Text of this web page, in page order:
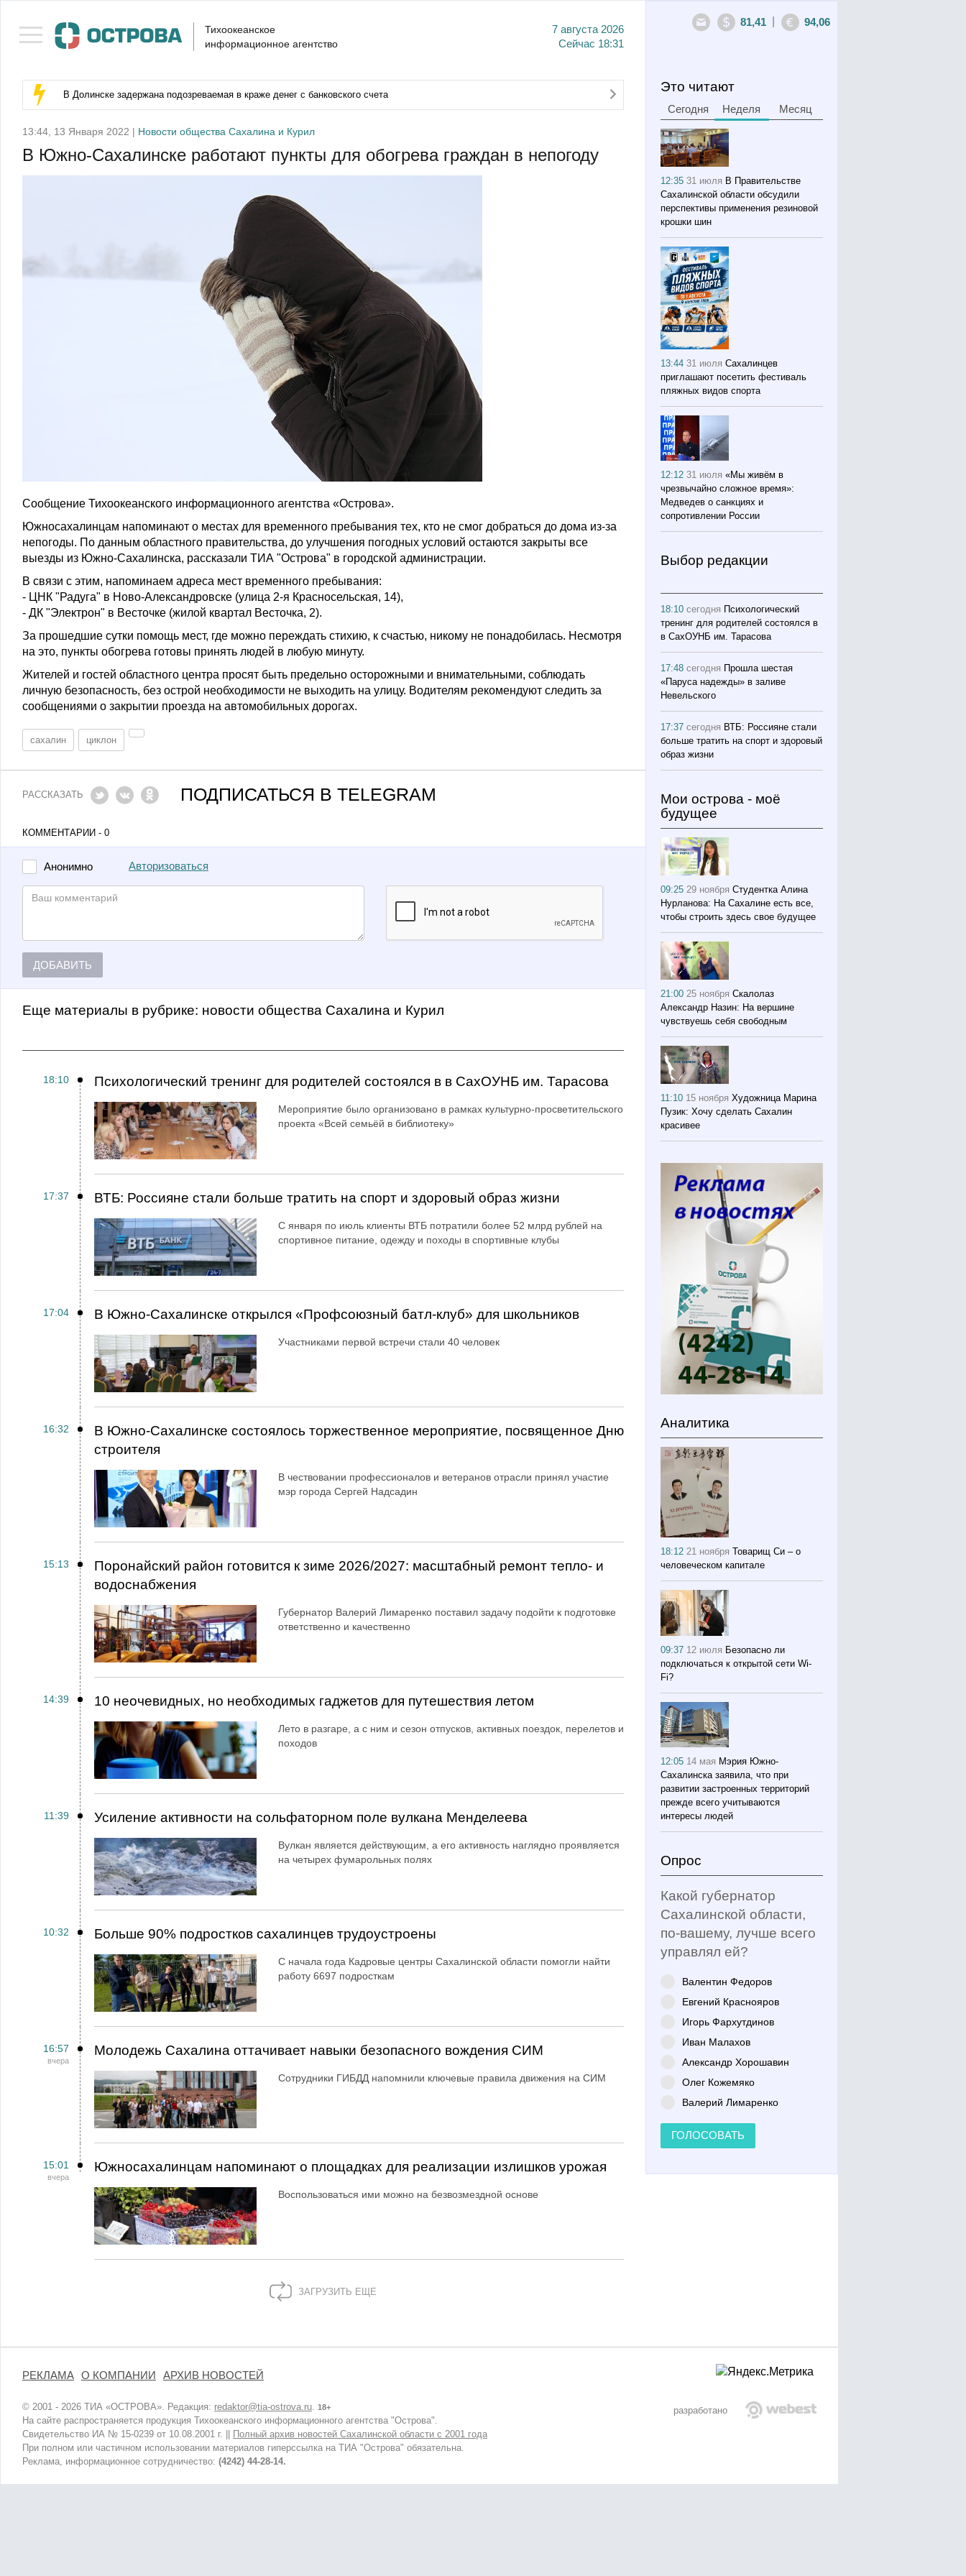
Тихоокеанское
информационное агентство
7 августа 2026
Сейчас 18:31
81,41 94,06
В Долинске задержана подозреваемая в краже денег с банковского счета
13:44, 13 Января 2022 | Новости общества Сахалина и Курил
В Южно-Сахалинске работают пункты для обогрева граждан в непогоду
Сообщение Тихоокеанского информационного агентства «Острова».
Южносахалинцам напоминают о местах для временного пребывания тех, кто не смог добраться до дома из-за
непогоды. По данным областного правительства, до улучшения погодных условий остаются закрыты все
выезды из Южно-Сахалинска, рассказали ТИА "Острова" в городской администрации.
В связи с этим, напоминаем адреса мест временного пребывания:
- ЦНК "Радуга" в Ново-Александровске (улица 2-я Красносельская, 14),
- ДК "Электрон" в Весточке (жилой квартал Весточка, 2).
За прошедшие сутки помощь мест, где можно переждать стихию, к счастью, никому не понадобилась. Несмотря
на это, пункты обогрева готовы принять людей в любую минуту.
Жителей и гостей областного центра просят быть предельно осторожными и внимательными, соблюдать
личную безопасность, без острой необходимости не выходить на улицу. Водителям рекомендуют следить за
сообщениями о закрытии проезда на автомобильных дорогах.
сахалин циклон
РАССКАЗАТЬ ПОДПИСАТЬСЯ В TELEGRAM
КОММЕНТАРИИ - 0
Анонимно Авторизоваться
ДОБАВИТЬ
Еще материалы в рубрике: Новости общества Сахалина и Курил
18:10 Психологический тренинг для родителей состоялся в в СахОУНБ им. Тарасова
Мероприятие было организовано в рамках культурно-просветительского
проекта «Всей семьёй в библиотеку»
17:37 ВТБ: Россияне стали больше тратить на спорт и здоровый образ жизни
С января по июль клиенты ВТБ потратили более 52 млрд рублей на
спортивное питание, одежду и походы в спортивные клубы
17:04 В Южно-Сахалинске открылся «Профсоюзный батл-клуб» для школьников
Участниками первой встречи стали 40 человек
16:32
В Южно-Сахалинске состоялось торжественное мероприятие, посвященное Дню
строителя
В чествовании профессионалов и ветеранов отрасли принял участие
мэр города Сергей Надсадин
15:13
Поронайский район готовится к зиме 2026/2027: масштабный ремонт тепло- и
водоснабжения
Губернатор Валерий Лимаренко поставил задачу подойти к подготовке
ответственно и качественно
14:39 10 неочевидных, но необходимых гаджетов для путешествия летом
Лето в разгаре, а с ним и сезон отпусков, активных поездок, перелетов и
походов
11:39 Усиление активности на сольфаторном поле вулкана Менделеева
Вулкан является действующим, а его активность наглядно проявляется
на четырех фумарольных полях
10:32 Больше 90% подростков сахалинцев трудоустроены
С начала года Кадровые центры Сахалинской области помогли найти
работу 6697 подросткам
16:57
вчера
Молодежь Сахалина оттачивает навыки безопасного вождения СИМ
Сотрудники ГИБДД напомнили ключевые правила движения на СИМ
15:01
вчера
Южносахалинцам напоминают о площадках для реализации излишков урожая
Воспользоваться ими можно на безвозмездной основе
ЗАГРУЗИТЬ ЕЩЕ
Это читают
Сегодня Неделя Месяц
12:3531 июля В Правительстве
Сахалинской области обсудили
перспективы применения резиновой
крошки шин
13:4431 июля Сахалинцев
приглашают посетить фестиваль
пляжных видов спорта
12:1231 июля «Мы живём в
чрезвычайно сложное время»:
Медведев о санкциях и
сопротивлении России
Выбор редакции
18:10сегодня Психологический
тренинг для родителей состоялся в
в СахОУНБ им. Тарасова
17:48сегодня Прошла шестая
«Паруса надежды» в заливе
Невельского
17:37сегодня ВТБ: Россияне стали
больше тратить на спорт и здоровый
образ жизни
Мои острова - моё
будущее
09:2529 ноября Студентка Алина
Нурланова: На Сахалине есть все,
чтобы строить здесь свое будущее
21:0025 ноября Скалолаз
Александр Назин: На вершине
чувствуешь себя свободным
11:10 15 ноября Художница Марина
Пузик: Хочу сделать Сахалин
красивее
Аналитика
18:1221 ноября Товарищ Си – о
человеческом капитале
09:37 12 июля Безопасно ли
подключаться к открытой сети Wi-
Fi?
12:05 14 мая Мэрия Южно-
Сахалинска заявила, что при
развитии застроенных территорий
прежде всего учитываются
интересы людей
Опрос
Какой губернатор
Сахалинской области,
по-вашему, лучше всего
управлял ей?
Валентин Федоров
Евгений Краснояров
Игорь Фархутдинов
Иван Малахов
Александр Хорошавин
Олег Кожемяко
Валерий Лимаренко
ГОЛОСОВАТЬ
РЕКЛАМА О КОМПАНИИ АРХИВ НОВОСТЕЙ
© 2001 - 2026 ТИА «ОСТРОВА». Редакция: redaktor@tia-ostrova.ru. 18+
На сайте распространяется продукция Тихоокеанского информационного агентства "Острова".
Свидетельство ИА № 15-0239 от 10.08.2001 г. ||
Полный архив новостей Сахалинской области с 2001 года
При полном или частичном использовании материалов гиперссылка на ТИА "Острова" обязательна.
Реклама, информационное сотрудничество: (4242) 44-28-14.
разработано